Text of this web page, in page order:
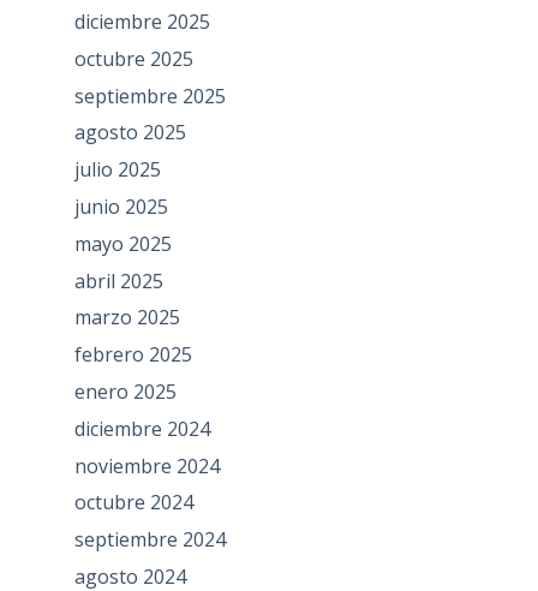
diciembre 2025
octubre 2025
septiembre 2025
agosto 2025
julio 2025
junio 2025
mayo 2025
abril 2025
marzo 2025
febrero 2025
enero 2025
diciembre 2024
noviembre 2024
octubre 2024
septiembre 2024
agosto 2024